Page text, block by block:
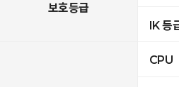
보호등급
IK 등
CPU